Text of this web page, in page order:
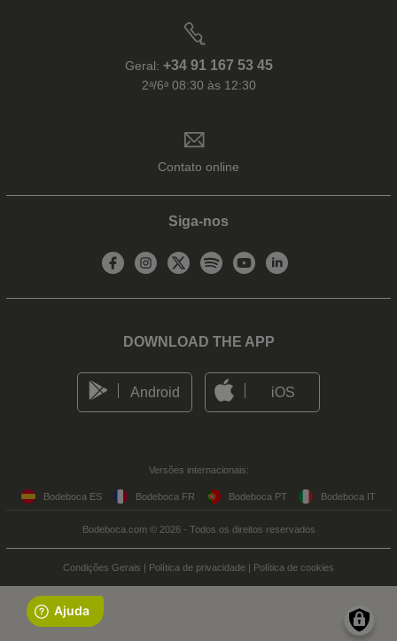
Geral: +34 91 167 53 45
2ᵃ/6ᵃ 08:30 às 12:30
Contato online
Siga-nos
DOWNLOAD THE APP
Android iOS
Versões internacionais:
Bodeboca ES Bodeboca FR Bodeboca PT Bodeboca IT
Bodeboca.com © 2026 - Todos os direitos reservados
Condições Gerais | Política de privacidade | Política de cookies